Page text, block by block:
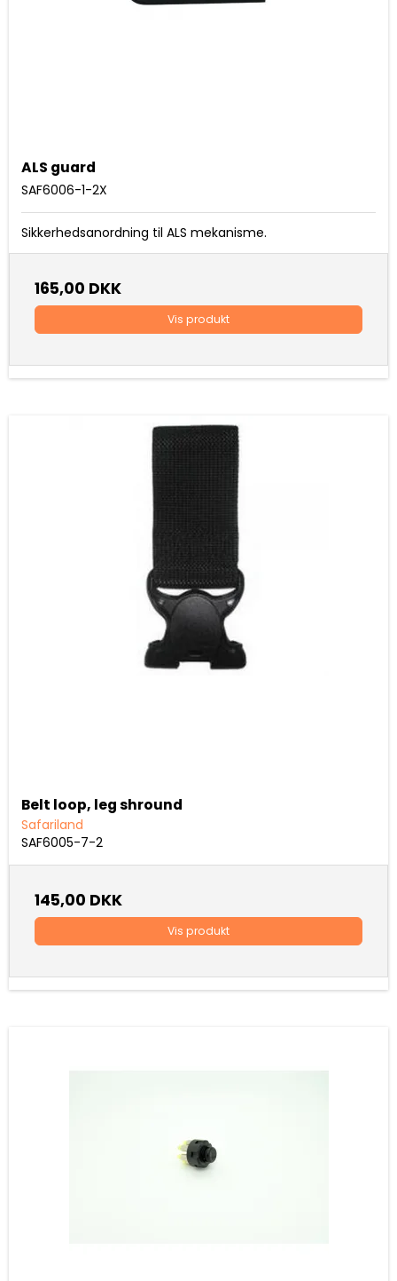
ALS guard
SAF6006-1-2X
Sikkerhedsanordning til ALS mekanisme.
165,00 DKK
Vis produkt
Belt loop, leg shround
Safariland
SAF6005-7-2
145,00 DKK
Vis produkt